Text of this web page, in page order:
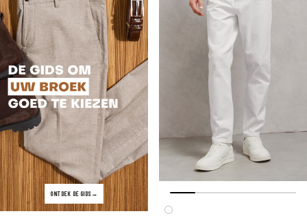
ONTDEK DE GIDS
Vorige afbeelding
Volgende beeld